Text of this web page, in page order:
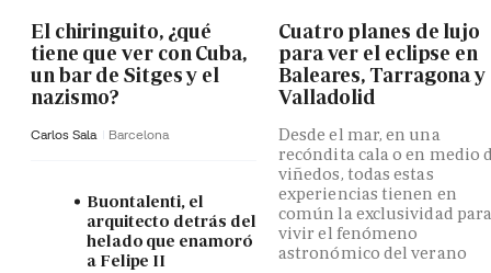
El chiringuito, ¿qué
tiene que ver con Cuba,
un bar de Sitges y el
nazismo?
Carlos Sala Barcelona
Buontalenti, el
arquitecto detrás del
helado que enamoró
a Felipe II
Cuatro planes de lujo
para ver el eclipse en
Baleares, Tarragona y
Valladolid
Desde el mar, en una
recóndita cala o en medio
viñedos, todas estas
experiencias tienen en
común la exclusividad
vivir el fenómeno
astronómico del verano